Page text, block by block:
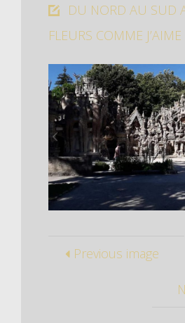
DU NORD AU SUD
FLEURS COMME J’AIME
Previous image